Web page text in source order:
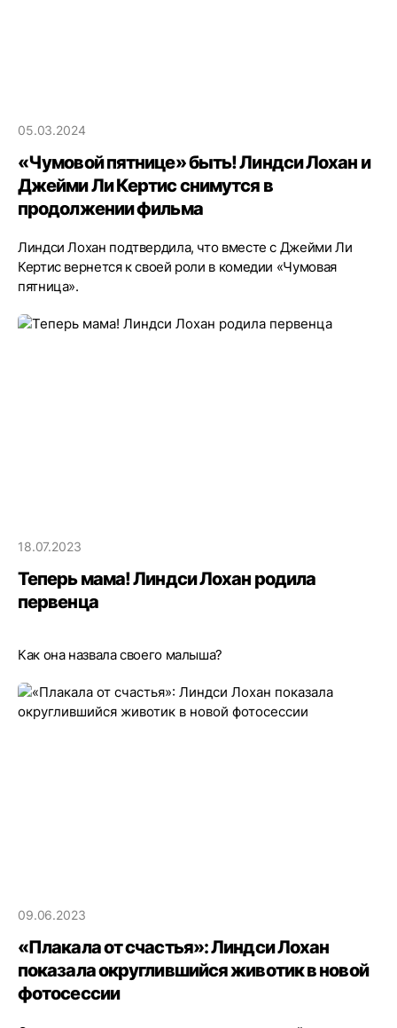
05.03.2024
«Чумовой пятнице» быть! Линдси Лохан и
Джейми Ли Кертис снимутся в
продолжении фильма
Линдси Лохан подтвердила, что вместе с Джейми Ли
Кертис вернется к своей роли в комедии «Чумовая
пятница».
18.07.2023
Теперь мама! Линдси Лохан родила
первенца
Как она назвала своего малыша?
09.06.2023
«Плакала от счастья»: Линдси Лохан
показала округлившийся животик в новой
фотосессии